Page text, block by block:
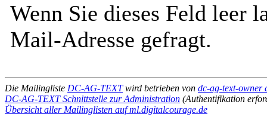
Wenn Sie dieses Feld leer
Mail-Adresse gefragt.
Die Mailingliste DC-AG-TEXTwird betrieben von dc-ag-text-owner
DC-AG-TEXT Schnittstelle zur Administration (Authentifikation
Übersicht aller Mailinglisten auf ml.digitalcourage.de